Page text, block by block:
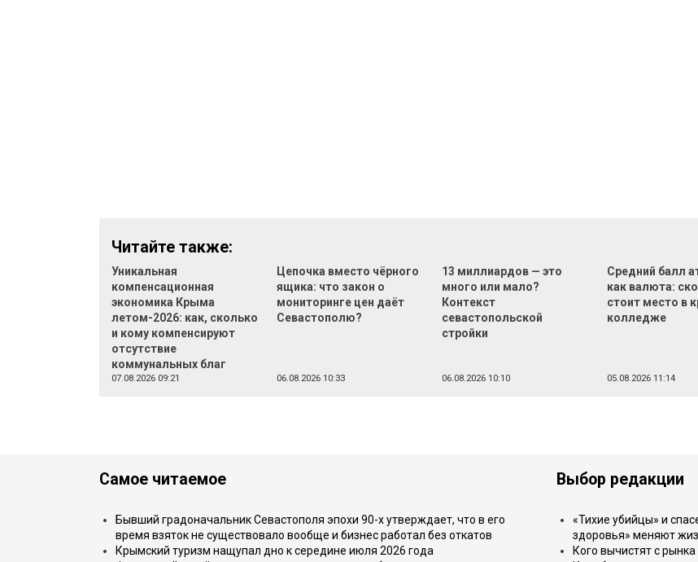
Читайте также:
Уникальная
компенсационная
экономика Крыма
летом-2026: как, сколько
и кому компенсируют
отсутствие
коммунальных благ
07.08.2026 09:21
Цепочка вместо чёрного
ящика: что закон о
мониторинге цен даёт
Севастополю?
06.08.2026 10:33
13 миллиардов — это
много или мало?
Контекст
севастопольской
стройки
06.08.2026 10:10
Средний балл
как валюта:
стоит место в
колледже
05.08.2026 11:14
Самое читаемое
Бывший градоначальник Севастополя эпохи 90-х утверждает, что в его
время взяток не существовало вообще и бизнес работал без откатов
Крымский туризм нащупал дно к середине июля 2026 года
Выбор редакции
«Тихие убийцы» и
здоровья» меняют
Кого вычистят с